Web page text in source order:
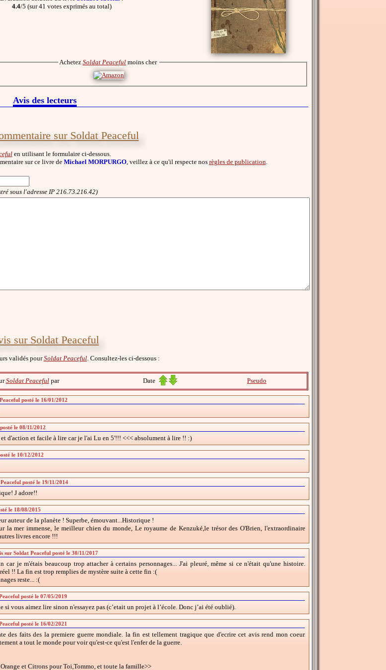
4.4/5 (sur 41 votes exprimés au total)
Achetez Soldat Peaceful moins cher
Avis des lecteurs
sur Soldat Peaceful
en utilisant le formulaire ci-dessous.
sur ce livre de Michael MORPURGO, veillez à ce qu'il respecte nos règles de publication
sous l'adresse IP 216.73.216.42)
sur Soldat Peaceful
validés pourSoldat Peaceful. Consultez-les ci-dessous :
Soldat Peacefulpar Date Pseudo
posté le 16/01/2012
le 08/11/2012
d'action et facile à lire car je l'ai Lu en 5'!!! <<< absolument à lire !! :)
le 10/12/2012
posté le 19/11/2014
J adore!!
le 18/08/2015
auteur de la planète ! Superbe, émouvant...Historique !
la mer immense, le meilleur chien du monde, Le royaume de Kenzuké,le trésor des O'Brien, l'extraordinaire
livres encore !!!
Soldat Peaceful posté le 30/11/2017
je m'étais beaucoup trop attacher à certains personnages... J'ai pleuré, même si ce n'était qu'une histoire.
!! La fin est trop remplies de mystère suite à cette fin :(
reste... :(
posté le 07/05/2019
si vous aimez lire sinon n'essayez pas (c’etait un projet à l’école. Donc j’ai été oublié).
posté le 16/02/2021
des faits des la premiere guerre mondiale. la fin est tellement tragique que d'ecrire cet avis rend mon coeur
a tout le monde pour voir qu'est-ce qu'est l'enfer de la guerre.
et Citrons pour Toi,Tommo, et toute la famille>>